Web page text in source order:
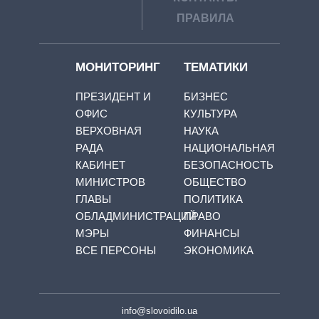
ПРАВИЛА
МОНИТОРИНГ
ПРЕЗИДЕНТ И
ОФИС
ВЕРХОВНАЯ
РАДА
КАБИНЕТ
МИНИСТРОВ
ГЛАВЫ
ОБЛАДМИНИСТРАЦИЙ
МЭРЫ
ВСЕ ПЕРСОНЫ
ТЕМАТИКИ
БИЗНЕС
КУЛЬТУРА
НАУКА
НАЦИОНАЛЬНАЯ
БЕЗОПАСНОСТЬ
ОБЩЕСТВО
ПОЛИТИКА
ПРАВО
ФИНАНСЫ
ЭКОНОМИКА
info@slovoidilo.ua